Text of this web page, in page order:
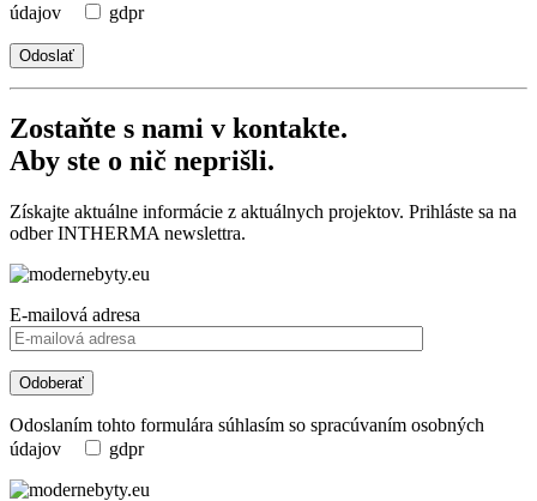
údajov
gdpr
Zostaňte s nami v kontakte.
Aby ste o nič neprišli.
Získajte aktuálne informácie z aktuálnych projektov. Prihláste sa na
odber INTHERMA newslettra.
E-mailová adresa
Odoslaním tohto formulára súhlasím so spracúvaním osobných
údajov
gdpr